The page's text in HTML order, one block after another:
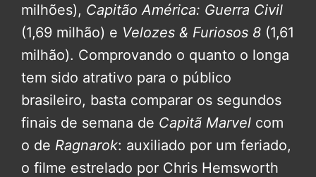
milhões), Capitão América: Guerra Civil
(1,69 milhão) e Velozes & Furiosos 8 (1,61
milhão). Comprovando o quanto o longa
tem sido atrativo para o público
brasileiro, basta comparar os segundos
finais de semana de Capitã Marvel com
o de Ragnarok: auxiliado por um feriado,
o filme estrelado por Chris Hemsworth